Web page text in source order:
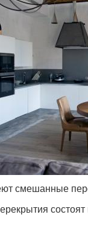
смешанные